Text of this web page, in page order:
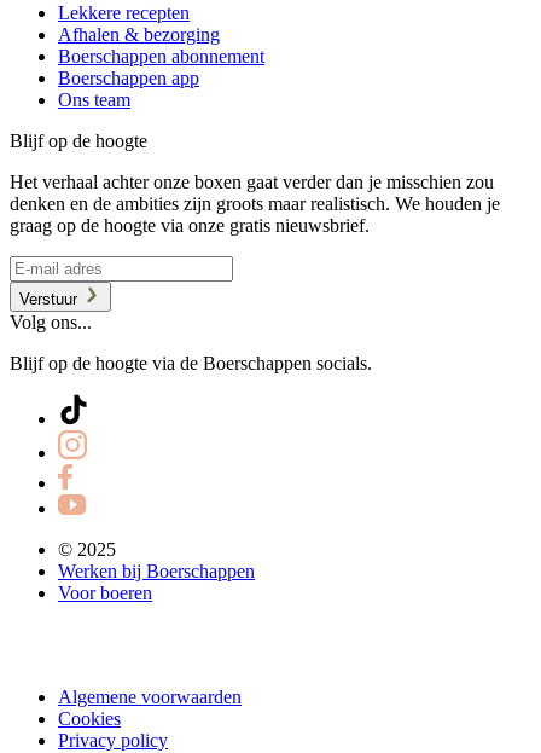
Lekkere recepten
Afhalen & bezorging
Boerschappen abonnement
Boerschappen app
Ons team
Blijf op de hoogte
Het verhaal achter onze boxen gaat verder dan je misschien zou
denken en de ambities zijn groots maar realistisch. We houden je
graag op de hoogte via onze gratis nieuwsbrief.
Verstuur
Volg ons...
Blijf op de hoogte via de Boerschappen socials.
© 2025
Werken bij Boerschappen
Voor boeren
Algemene voorwaarden
Cookies
Privacy policy